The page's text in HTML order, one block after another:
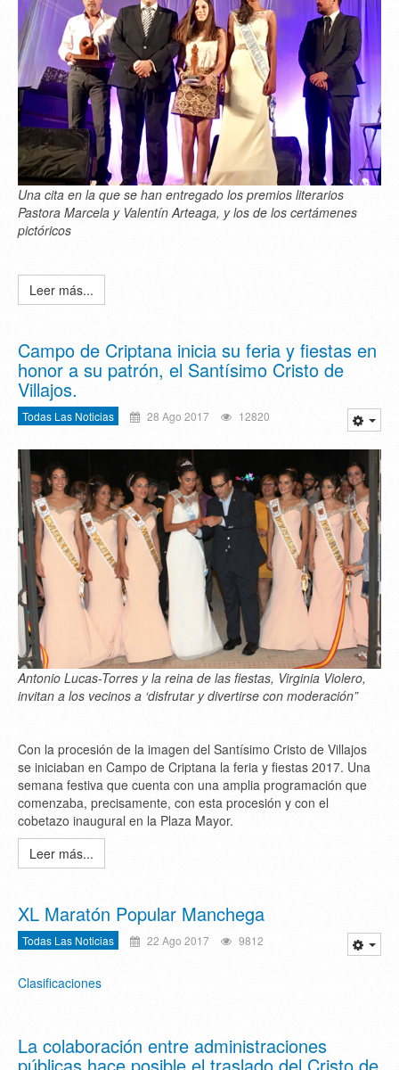
Una cita en la que se han entregado los premios literarios
Pastora Marcela y Valentín Arteaga, y los de los certámenes
pictóricos
Leer más...
Campo de Criptana inicia su feria y fiestas en
honor a su patrón, el Santísimo Cristo de
Villajos.
Todas Las Noticias 28 Ago 2017 12820
Antonio Lucas-Torres y la reina de las fiestas, Virginia Violero,
invitan a los vecinos a ‘disfrutar y divertirse con moderación”
Con la procesión de la imagen del Santísimo Cristo de Villajos
se iniciaban en Campo de Criptana la feria y fiestas 2017. Una
semana festiva que cuenta con una amplia programación que
comenzaba, precisamente, con esta procesión y con el
cobetazo inaugural en la Plaza Mayor.
Leer más...
XL Maratón Popular Manchega
Todas Las Noticias 22 Ago 2017 9812
Clasificaciones
La colaboración entre administraciones